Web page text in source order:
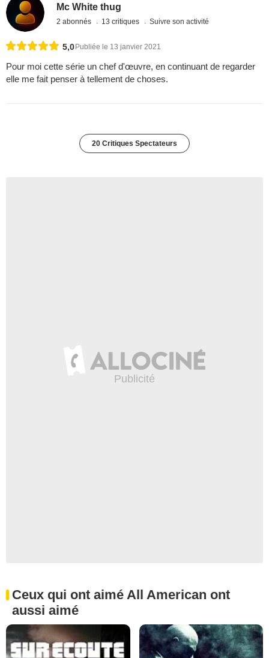
Mc White thug
2 abonnés 13 critiques Suivre son activité
5,0 Publiée le 13 janvier 2021
Pour moi cette série un chef d'œuvre, en continuant de regarder
elle me fait penser à tellement de choses.
20 Critiques Spectateurs
Ceux qui ont aimé All American ont
aussi aimé